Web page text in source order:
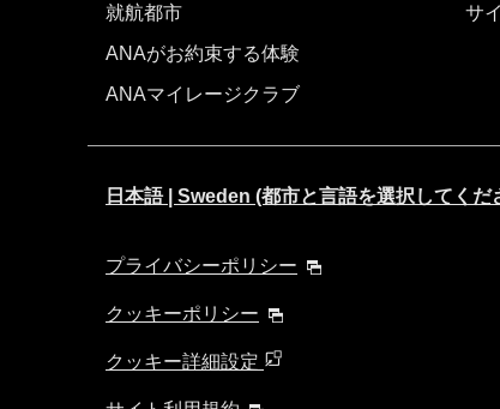
就航都市
ANAがお約束する体験
ANAマイレージクラブ
サ
日本語 | Sweden (都市と言語を選択してくだ
プライバシーポリシー
クッキーポリシー
クッキー詳細設定